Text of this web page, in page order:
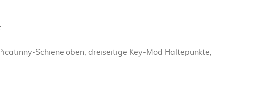
Schiene oben, dreiseitige Key-Mod Haltepunkte,